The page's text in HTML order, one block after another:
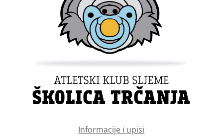
Informacije i upisi